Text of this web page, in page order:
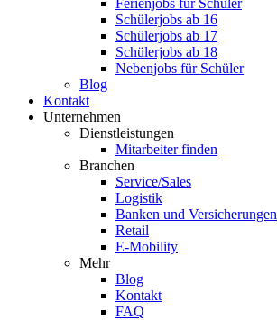
Ferienjobs für Schüler
Schülerjobs ab 16
Schülerjobs ab 17
Schülerjobs ab 18
Nebenjobs für Schüler
Blog
Kontakt
Unternehmen
Dienstleistungen
Mitarbeiter finden
Branchen
Service/Sales
Logistik
Banken und Versicherungen
Retail
E-Mobility
Mehr
Blog
Kontakt
FAQ